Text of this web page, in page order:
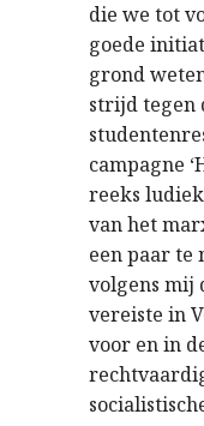
die we tot
goede
grond
strijd tegen
campagne
reeks
van het
een paar te
volgens mij
vereiste in
voor en in